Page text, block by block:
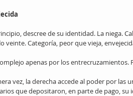
descree de su identidad. La niega.
veinte. Categoría, peor que vieja,
apenas por los entrecruzamientos.
vez, la derecha accede al poder por las
que depositaron, en parte de pago, su